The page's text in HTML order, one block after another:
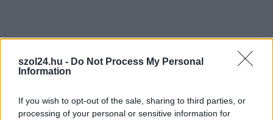
szol24.hu - Do Not Process My Personal
Information
If you wish to opt-out of the sale, sharing to third parties, or
processing of your personal or sensitive information for
büntetőügyében, vesztegetés miatt 3 év letöltendőt kaphat és
ez csak az egyik botrány